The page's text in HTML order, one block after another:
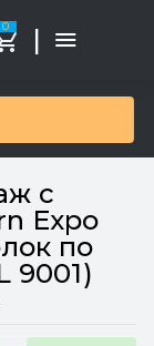
0 |
с
Expo
по
9001)